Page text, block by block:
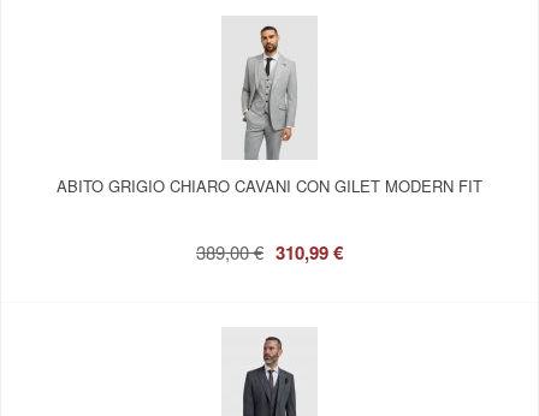
ABITO GRIGIO CHIARO CAVANI CON GILET MODERN FIT
389,00 € 310,99 €